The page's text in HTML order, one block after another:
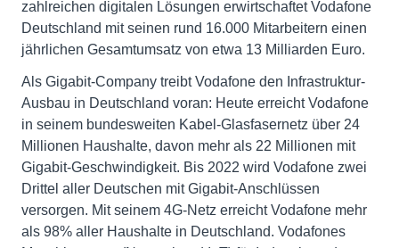
zahlreichen digitalen Lösungen erwirtschaftet Vodafone
Deutschland mit seinen rund 16.000 Mitarbeitern einen
jährlichen Gesamtumsatz von etwa 13 Milliarden Euro.
Als Gigabit-Company treibt Vodafone den Infrastruktur-
Ausbau in Deutschland voran: Heute erreicht Vodafone
in seinem bundesweiten Kabel-Glasfasernetz über 24
Millionen Haushalte, davon mehr als 22 Millionen mit
Gigabit-Geschwindigkeit. Bis 2022 wird Vodafone zwei
Drittel aller Deutschen mit Gigabit-Anschlüssen
versorgen. Mit seinem 4G-Netz erreicht Vodafone mehr
als 98% aller Haushalte in Deutschland. Vodafones